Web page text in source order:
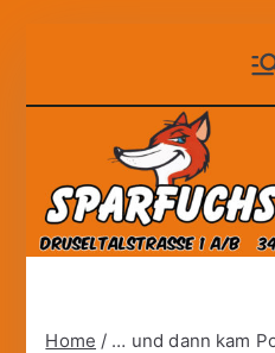
springen
Home / … und dann kam